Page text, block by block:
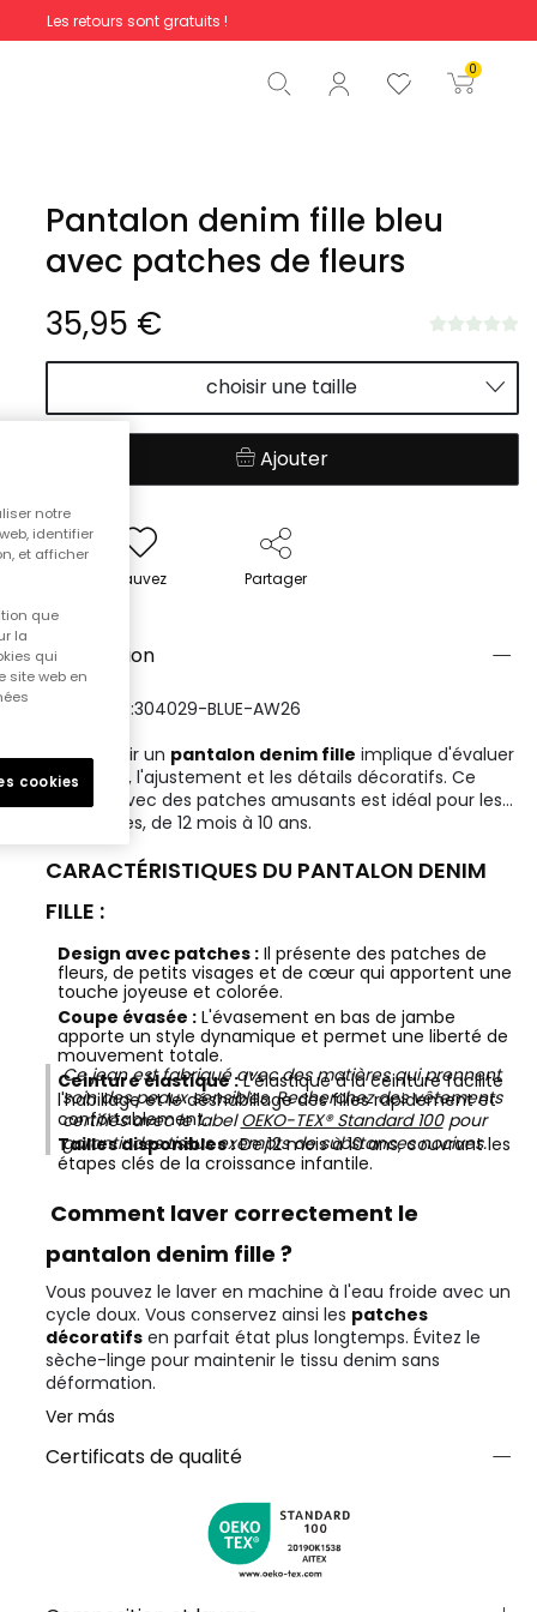
Les retours sont gratuits !
0
Total 0,00 €
Commencer la commande
Pantalon denim fille bleu
avec patches de fleurs
35,95 €
choisir une taille
Ajouter
Sauvez Partager
Description
RÉFÉRENCE:304029-BLUE-AW26
Bien choisir un pantalon denim fille implique d'évaluer
le confort, l'ajustement et les détails décoratifs. Ce
modèle avec des patches amusants est idéal pour les
plus petites, de 12 mois à 10 ans.
CARACTÉRISTIQUES DU PANTALON DENIM
FILLE :
Design avec patches :Il présente des patches de
fleurs, de petits visages et de cœur qui apportent une
touche joyeuse et colorée.
Coupe évasée :L'évasement en bas de jambe
apporte un style dynamique et permet une liberté de
mouvement totale.
Ceinture élastique :L'élastique à la ceinture facilite
l'habillage et le déshabillage des filles rapidement et
confortablement.
Tailles disponibles :De 12 mois à 10 ans, couvrant les
étapes clés de la croissance infantile.
Ce jean est fabriqué avec des matières qui prennent
soin des peaux sensibles. Recherchez des vêtements
certifiés avec le labelOEKO-TEX® Standard 100pour
garantir des tissus exempts de substances nocives.
Comment laver correctement le
pantalon denim fille ?
Vous pouvez le laver en machine à l'eau froide avec un
cycle doux. Vous conservez ainsi les patches
décoratifsen parfait état plus longtemps. Évitez le
sèche-linge pour maintenir le tissu denim sans
déformation.
Ver más
Certificats de qualité
notre
identifier
et afficher
que
la
qui
site web en
cookies